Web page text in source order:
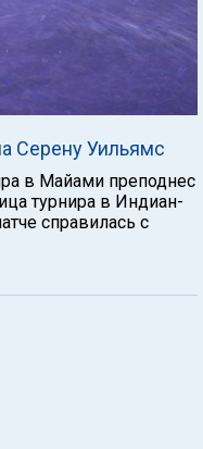
Серену Уильямс
в Майами преподнес
турнира в Индиан-
справилась с